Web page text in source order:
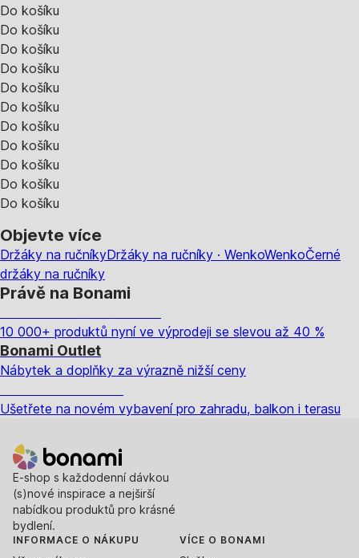
Do košíku
Do košíku
Do košíku
Do košíku
Do košíku
Do košíku
Do košíku
Do košíku
Do košíku
Do košíku
Do košíku
Objevte více
Držáky na ručníkyDržáky na ručníky · WenkoWenkoČerné
držáky na ručníky
Právě na Bonami
10 000+ produktů nyní ve výprodeji se slevou až 40 %
Bonami Outlet
Nábytek a doplňky za výrazně nižší ceny
Ušetřete na novém vybavení pro zahradu, balkon i terasu
E-shop s každodenní dávkou
(s)nové inspirace a nejširší
nabídkou produktů pro krásné
bydlení.
INFORMACE O NÁKUPU VÍCE O BONAMI